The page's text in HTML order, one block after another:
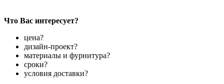
Что Вас интересует?
цена?
дизайн-проект?
материалы и фурнитура?
сроки?
условия доставки?